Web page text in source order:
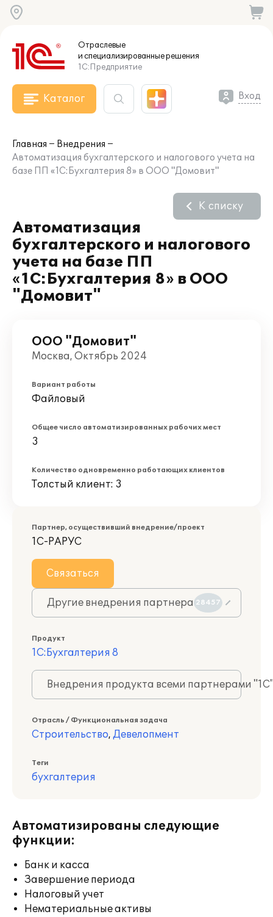
Отраслевые
и специализированныерешения
1С:Предприятие
Каталог Вход
Главная
Внедрения
Автоматизация бухгалтерского и налогового учета на
базе ПП «1С:Бухгалтерия 8» в ООО "Домовит"
Автоматизация
бухгалтерского и налогового
учета на базе ПП
«1С:Бухгалтерия 8» в ООО
"Домовит"
К списку
ООО "Домовит"
Москва, Октябрь 2024
Вариант работы
Файловый
Общее число автоматизированных рабочих мест
3
Количество одновременно работающих клиентов
Толстый клиент: 3
Партнер, осуществивший внедрение/проект
1С-РАРУС
Связаться
Другие внедрения партнера 28457
Продукт
1С:Бухгалтерия 8
Внедрения продукта всеми партнерами
Отрасль / Функциональная задача
Строительство, Девелопмент
Теги
бухгалтерия
Автоматизированы следующие
функции:
Банк и касса
Завершение периода
Налоговый учет
Нематериальные активы